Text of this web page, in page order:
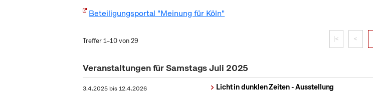
Beteiligungsportal "Meinung für Köln"
Treffer 1–10 von 29 |< <
Veranstaltungen für Samstags Juli 2025
3.4.2025 bis12.4.2026
Licht in dunklen Zeiten - Ausstellung